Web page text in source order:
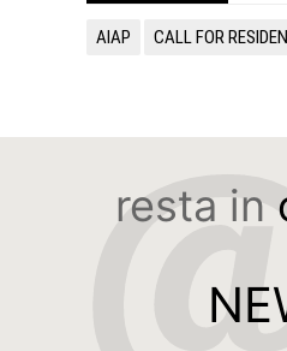
AIAP CALL FOR
resta in